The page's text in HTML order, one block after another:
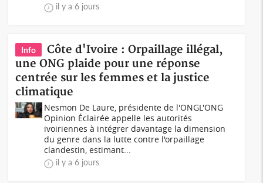
il y a 6 jours
Info
Côte d'Ivoire : Orpaillage illégal,
une ONG plaide pour une réponse
centrée sur les femmes et la justice
climatique
Nesmon De Laure, présidente de l'ONGL'ONG
Opinion Éclairée appelle les autorités
ivoiriennes à intégrer davantage la dimension
du genre dans la lutte contre l'orpaillage
clandestin, estimant...
il y a 6 jours